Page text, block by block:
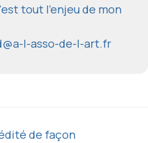
tout l'enjeu de mon
l-asso-de-l-art.fr
de façon